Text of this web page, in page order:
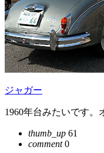
ジャガー
1960年台みたいです。
thumb_up 61
comment0